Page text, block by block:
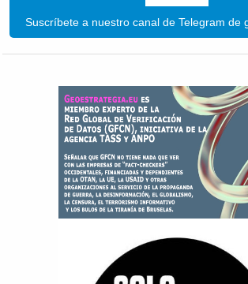
Suscríbete a nuestro canal de Telegram de